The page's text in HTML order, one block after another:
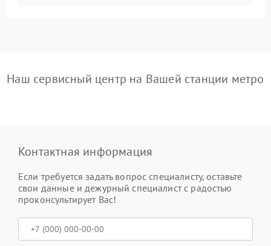
Наш сервисный центр на Вашей станции метро
Контактная информация
Если требуется задать вопрос специалисту, оставьте
свои данные и дежурный специалист с радостью
проконсультирует Вас!